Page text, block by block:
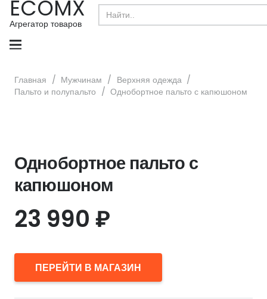
ECOMX
Агрегатор товаров
Search
for:
Главная / Мужчинам / Верхняя одежда /
Пальто и полупальто / Однобортное пальто с капюшоном
Однобортное пальто с
капюшоном
23 990 ₽
ПЕРЕЙТИ В МАГАЗИН